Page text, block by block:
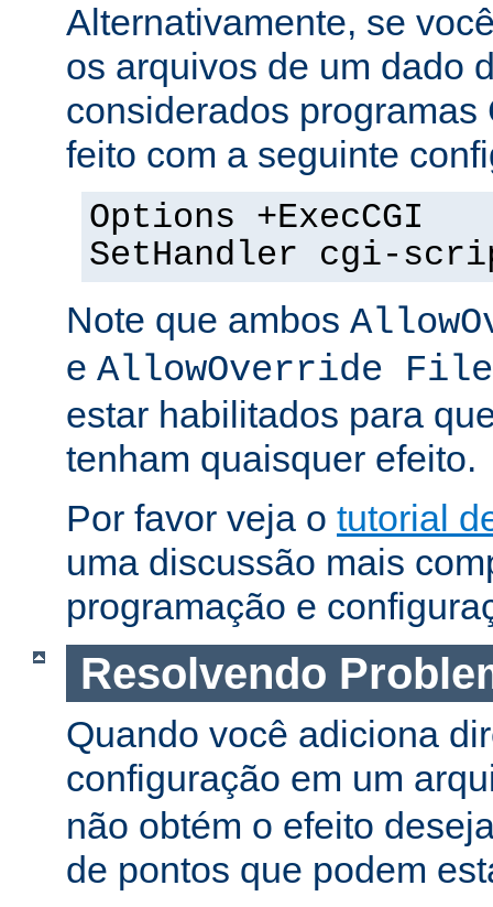
Alternativamente, se
os arquivos de um dado
considerados programas
feito com a seguinte
Options +ExecCGI
SetHandler cgi-
Note que ambos
e AllowOverride
estar habilitados para
tenham quaisquer efeito.
Por favor veja o tutorial
uma discussão mais
programação e
Resolvendo
Quando você adiciona
configuração em um
não obtém o efeito
de pontos que podem